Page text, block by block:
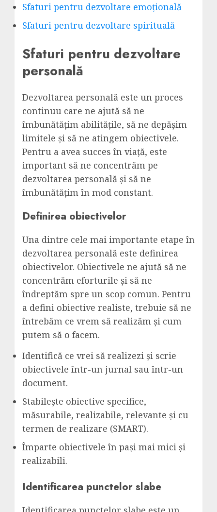
Sfaturi pentru dezvoltare emoțională
Sfaturi pentru dezvoltare spirituală
Sfaturi pentru dezvoltare
personală
Dezvoltarea personală este un proces
continuu care ne ajută să ne
îmbunătățim abilitățile, să ne depășim
limitele și să ne atingem obiectivele.
Pentru a avea succes în viață, este
important să ne concentrăm pe
dezvoltarea personală și să ne
îmbunătățim în mod constant.
Definirea obiectivelor
Una dintre cele mai importante etape în
dezvoltarea personală este definirea
obiectivelor. Obiectivele ne ajută să ne
concentrăm eforturile și să ne
îndreptăm spre un scop comun. Pentru
a defini obiective realiste, trebuie să ne
întrebăm ce vrem să realizăm și cum
putem să o facem.
Identifică ce vrei să realizezi și scrie
obiectivele într-un jurnal sau într-un
document.
Stabilește obiective specifice,
măsurabile, realizabile, relevante și cu
termen de realizare (SMART).
Împarte obiectivele în pași mai mici și
realizabili.
Identificarea punctelor slabe